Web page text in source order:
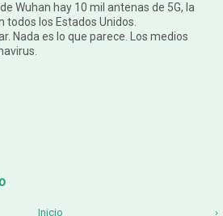
Wuhan hay 10 mil antenas de 5G, la
todos los Estados Unidos.
Nada es lo que parece. Los medios
›
Inicio